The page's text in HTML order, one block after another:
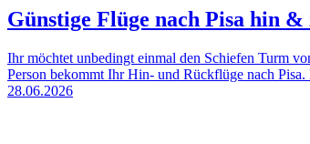
Günstige Flüge nach Pisa hin
Ihr möchtet unbedingt einmal den Schiefen Turm
Person bekommt Ihr Hin- und Rückflüge nach
28.06.2026